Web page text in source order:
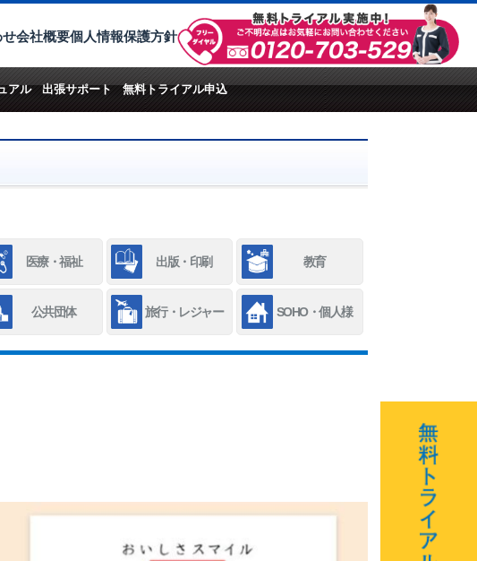
せ会社概要個人情報保護方針
アル 出張サポート 無料トライアル申込
医療・福祉 出版・印刷 教育
公共団体 旅行・レジャー SOHO・個人様